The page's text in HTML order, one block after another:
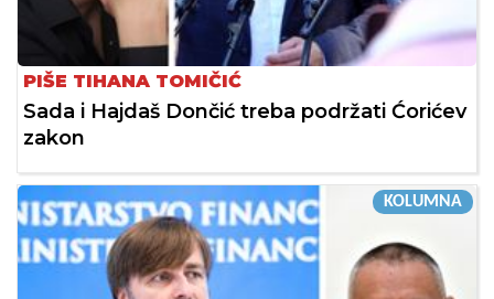
PIŠE TIHANA TOMIČIĆ
Sada i Hajdaš Dončić treba podržati Ćorićev
zakon
KOLUMNA